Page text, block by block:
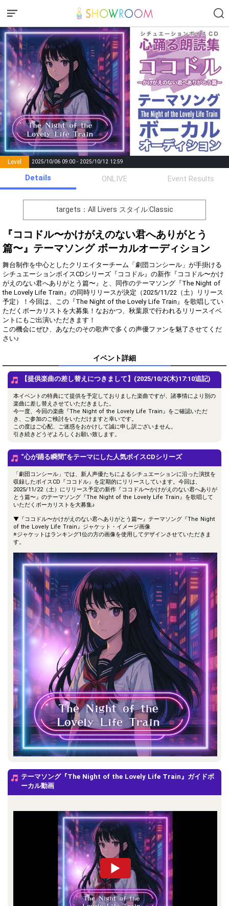
Level 2025/10/06 09:00 - 2025/10/12 12:59
Points List of Goal
number of
positions
Rema
0 Event Begins!
オリジナルアバター制作権獲
得！
Gifting
Throw gifts to the stage and join
the live performance.
First, try throwing free Stars
(once a day)! You can also charge
Show Gold to purchase gifts
(available from 1 JPY)! When you
continue to send gifts to the
performer(s), the performer's
popularity ranking and your
To cheer on performers, you can
To send performers paid items,
you must use Show Gold.
Comments
You can post comments. Please
refrain from posting comments
that may offend performers or
other users.
Close
Details ONLIVE Event Results
targets：All Livers スタイル:Classic
『ココドル〜かけがえのない君へありがとう
篇〜』テーマソング ボーカルオーディション
舞台制作を中心としたクリエイターチーム「劇団コンシール」が手掛ける
シチュエーションボイスCDシリーズ『ココドル』の新作『ココドル〜かけ
がえのない君へありがとう篇〜』と、同作のテーマソング『The Night of
the Lovely Life Train』の同時リリースが決定（2025/11/22（土）リリース
予定）！今回は、この『The Night of the Lovely Life Train』を歌唱してい
ただくボーカリストを大募集！なおかつ、秋葉原で行われるリリースイベ
ントにもご出演いただきます！
この機会にぜひ、あなたのその歌声で多くの声優ファンを魅了させてくだ
イベント詳細
【提供楽曲の差し替えにつきまして】(2025/10/2(木)17:10追記)
本イベントの特典にて提供を予定しておりました楽曲ですが、諸事情により別の
楽曲に差し替えさせていただきました。
今一度、今回の楽曲『The Night of the Lovely Life Train』をご確認いただ
き、ご参加のご検討をいただけますと幸いです。
この度はご心配、ご迷惑をおかけして誠に申し訳ございません。
引き続きどうぞよろしくお願い致します。
“心が踊る瞬間”をテーマにした人気ボイスCDシリーズ
「劇団コンシール」では、新人声優たちによるシチュエーションに沿った演技を
収録したボイスCD『ココドル』を定期的にリリースしています。今回は、
2025/11/22（土）にリリース予定の新作『ココドル〜かけがえのない君へありが
とう篇〜』のテーマソング『The Night of the Lovely Life Train』を歌唱して
いただくボーカリストを大募集♪
▼『ココドル〜かけがえのない君へありがとう篇〜』テーマソング『The Night
of the Lovely Life Train』ジャケット・イメージ画像
※ジャケットはランキング1位の方の画像を使用してデザインさせていただきま
す。
テーマソング『The Night of the Lovely Life Train』ガイドボ
ーカル動画